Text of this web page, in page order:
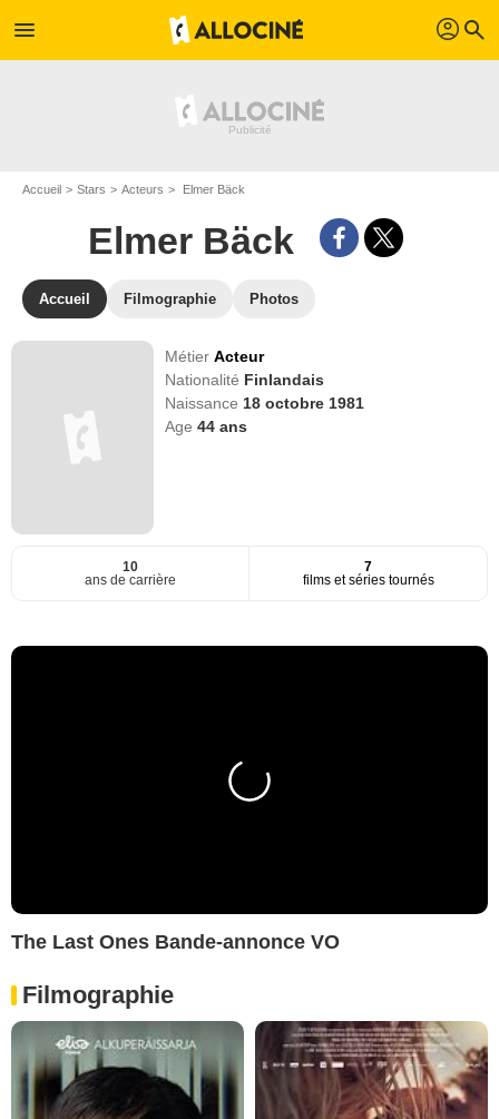
menu profil search
Accueil Stars Acteurs Elmer Bäck
Elmer Bäck
Accueil Filmographie Photos
MétierActeur
Nationalité Finlandais
Naissance 18 octobre 1981
Age44 ans
10
ans de carrière
7
films et séries tournés
The Last Ones Bande-annonce VO
Filmographie